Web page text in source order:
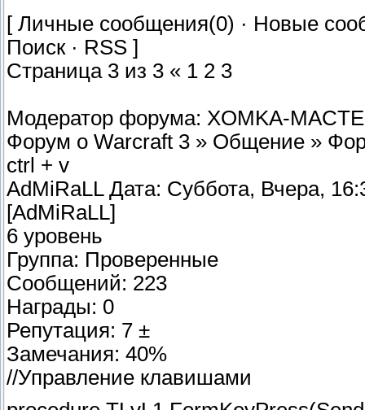
[ Личные сообщения(0) · Новые
Поиск · RSS ]
Страница 3 из 3 « 1 2 3
Модератор форума: XOMKA-
Форум о Warcraft 3 » Общение »
ctrl + v
AdMiRaLL Дата: Суббота, Вчера,
[AdMiRaLL]
6 уровень
Группа: Проверенные
Сообщений: 223
Награды: 0
Репутация: 7 ±
Замечания: 40%
//Управление клавишами